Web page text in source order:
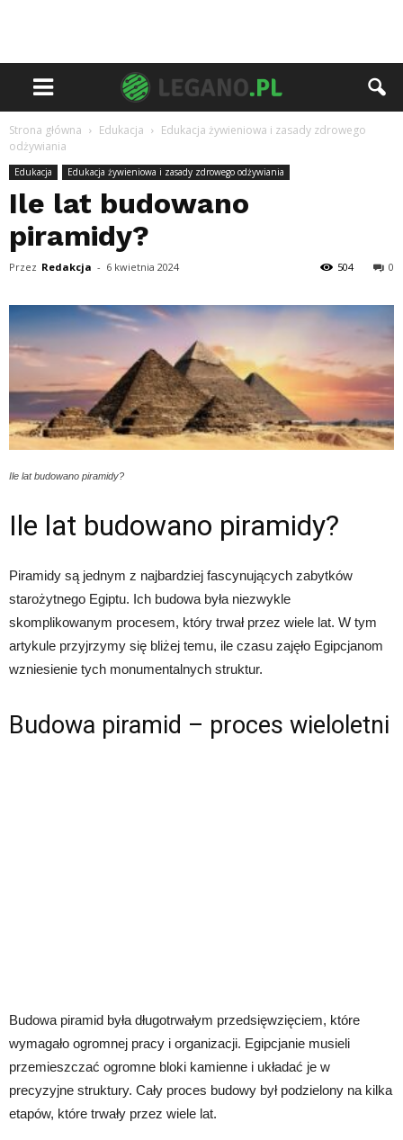
Strona główna Edukacja
Edukacja żywieniowa i zasady zdrowego
odżywiania
Edukacja Edukacja żywieniowa i zasady zdrowego odżywiania
Ile lat budowano
piramidy?
Przez Redakcja - 6 kwietnia 2024 0
504
Ile lat budowano piramidy?
Ile lat budowano piramidy?
Piramidy są jednym z najbardziej fascynujących zabytków
starożytnego Egiptu. Ich budowa była niezwykle
skomplikowanym procesem, który trwał przez wiele lat. W tym
artykule przyjrzymy się bliżej temu, ile czasu zajęło Egipcjanom
wzniesienie tych monumentalnych struktur.
Budowa piramid – proces wieloletni
Budowa piramid była długotrwałym przedsięwzięciem, które
wymagało ogromnej pracy i organizacji. Egipcjanie musieli
przemieszczać ogromne bloki kamienne i układać je w
precyzyjne struktury. Cały proces budowy był podzielony na kilka
etapów, które trwały przez wiele lat.